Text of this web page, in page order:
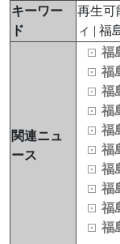
キーワー
ド
再生可
ィ | 福
関連ニュ
ース
福
福
福
福
福
福
福
福
福
福